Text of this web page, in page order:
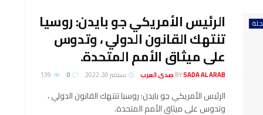
الرئيس الأمريكي جو بايدن: روسيا
تنتهك القانون الدولي ، وتدوس
على ميثاق الأمم المتحدة.
BYSADA AL ARAB صدى العرب سبتمبر 30, 2022
الرئيس الأمريكي جو بايدن: روسيا تنتهك القانون الدولي ،
وتدوس على ميثاق الأمم المتحدة.